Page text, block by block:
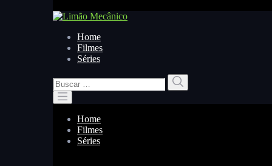
Home
Filmes
Séries
Buscar
por:
Home
Filmes
Séries